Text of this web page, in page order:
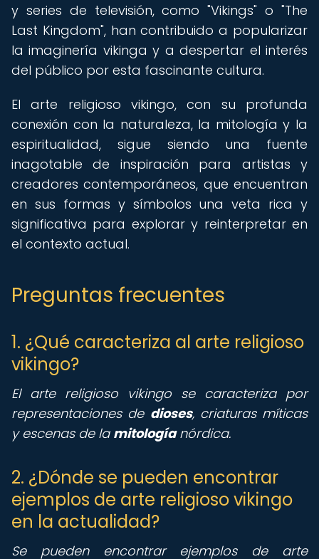
y series de televisión, como "Vikings" o "The
Last Kingdom", han contribuido a popularizar
la imaginería vikinga y a despertar el interés
del público por esta fascinante cultura.
El arte religioso vikingo, con su profunda
conexión con la naturaleza, la mitología y la
espiritualidad, sigue siendo una fuente
inagotable de inspiración para artistas y
creadores contemporáneos, que encuentran
en sus formas y símbolos una veta rica y
significativa para explorar y reinterpretar en
el contexto actual.
Preguntas frecuentes
1. ¿Qué caracteriza al arte religioso
vikingo?
El arte religioso vikingo se caracteriza por
representaciones de dioses, criaturas míticas
y escenas de la mitologíanórdica.
2. ¿Dónde se pueden encontrar
ejemplos de arte religioso vikingo
en la actualidad?
Se pueden encontrar ejemplos de arte